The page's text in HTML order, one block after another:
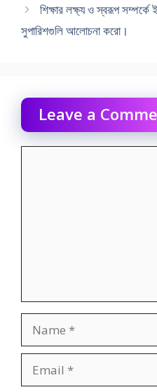
শিক্ষার লক্ষ্য ও স্বরূপ
সুপারিশগুলি আলােচনা করাে।
Leave a